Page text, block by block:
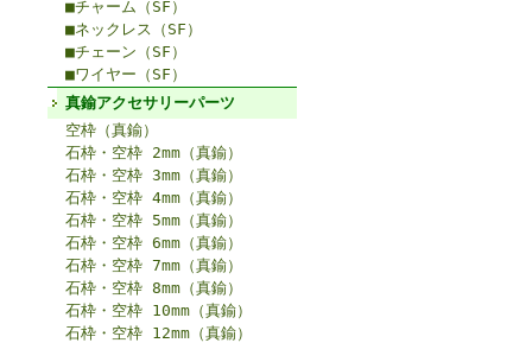
■チャーム（SF）
■ネックレス（SF）
■チェーン（SF）
■ワイヤー（SF）
真鍮アクセサリーパーツ
空枠（真鍮）
石枠・空枠 2mm（真鍮）
石枠・空枠 3mm（真鍮）
石枠・空枠 4mm（真鍮）
石枠・空枠 5mm（真鍮）
石枠・空枠 6mm（真鍮）
石枠・空枠 7mm（真鍮）
石枠・空枠 8mm（真鍮）
石枠・空枠 10mm（真鍮）
石枠・空枠 12mm（真鍮）